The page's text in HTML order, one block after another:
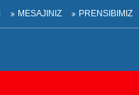
MESAJINIZ PRENSIBIMIZ